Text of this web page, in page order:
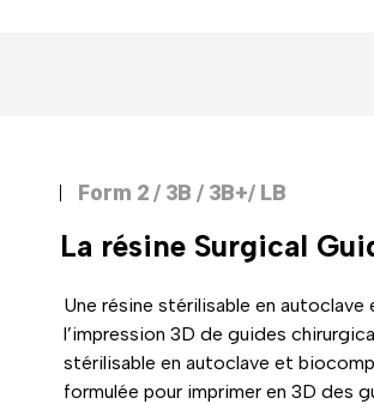
Form 2 / 3B / 3B+/ LB
La résine Surgical
Une résine stérilisable en
l’impression 3D de guides
stérilisable en autoclave et
formulée pour imprimer en 3D des